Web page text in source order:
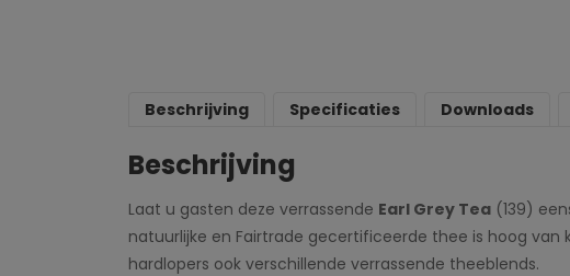
Beschrijving Specificaties Downloads
Beschrijving
Laat u gasten deze verrassende Earl Grey Tea (139)
natuurlijke en Fairtrade gecertificeerde thee is hoog
hardlopers ook verschillende verrassende theeblends.